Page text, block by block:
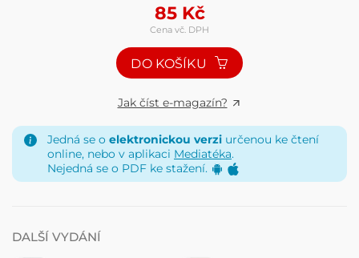
85Kč
Cena vč. DPH
DO KOŠÍKU
Jak číst e-magazín?
Jedná se o elektronickou verzi určenou ke čtení
online, nebo v aplikaci Mediatéka.
Nejedná se o PDF ke stažení.
DALŠÍ VYDÁNÍ